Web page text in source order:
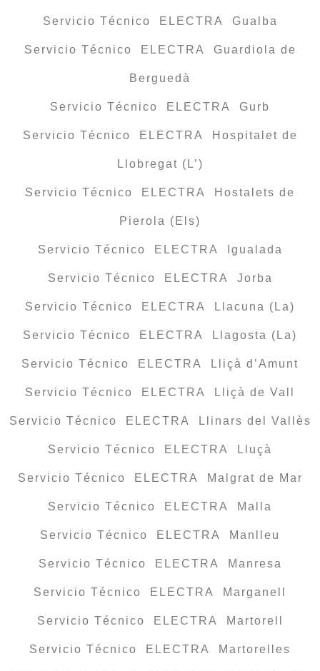
Servicio Técnico ELECTRA Gualba
Servicio Técnico ELECTRA Guardiola de
Berguedà
Servicio Técnico ELECTRA Gurb
Servicio Técnico ELECTRA Hospitalet de
Llobregat (L’)
Servicio Técnico ELECTRA Hostalets de
Pierola (Els)
Servicio Técnico ELECTRA Igualada
Servicio Técnico ELECTRA Jorba
Servicio Técnico ELECTRA Llacuna (La)
Servicio Técnico ELECTRA Llagosta (La)
Servicio Técnico ELECTRA Lliçà d’Amunt
Servicio Técnico ELECTRA Lliçà de Vall
Servicio Técnico ELECTRA Llinars del Vallès
Servicio Técnico ELECTRA Lluçà
Servicio Técnico ELECTRA Malgrat de Mar
Servicio Técnico ELECTRA Malla
Servicio Técnico ELECTRA Manlleu
Servicio Técnico ELECTRA Manresa
Servicio Técnico ELECTRA Marganell
Servicio Técnico ELECTRA Martorell
Servicio Técnico ELECTRA Martorelles